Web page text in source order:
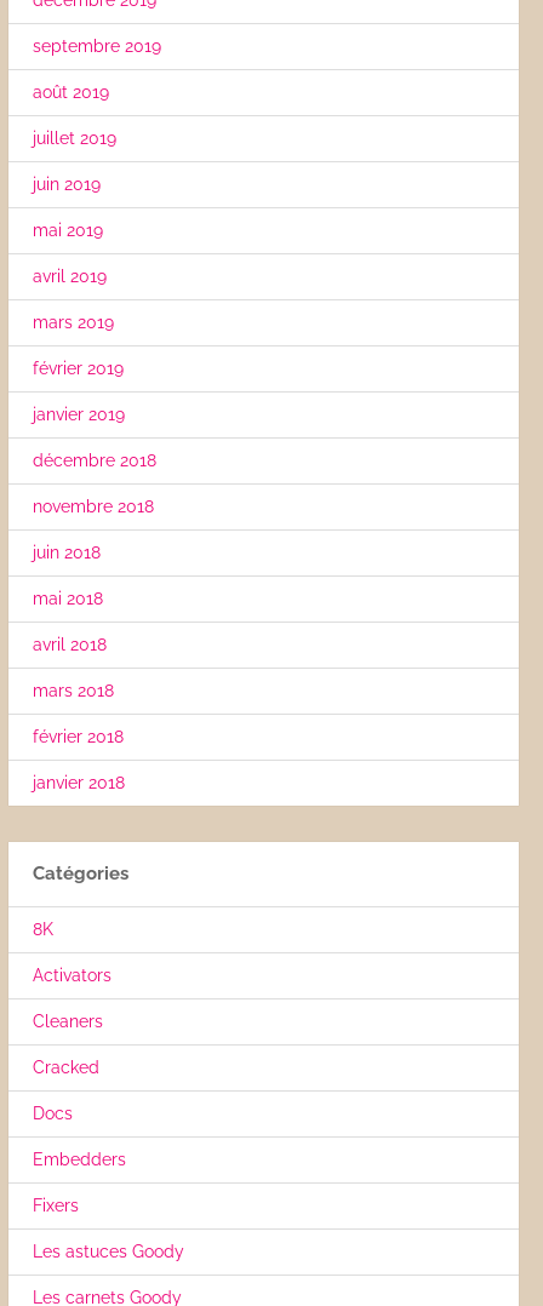
septembre 2019
août 2019
juillet 2019
juin 2019
mai 2019
avril 2019
mars 2019
février 2019
janvier 2019
décembre 2018
novembre 2018
juin 2018
mai 2018
avril 2018
mars 2018
février 2018
janvier 2018
Catégories
8K
Activators
Cleaners
Cracked
Docs
Embedders
Fixers
Les astuces Goody
Les carnets Goody